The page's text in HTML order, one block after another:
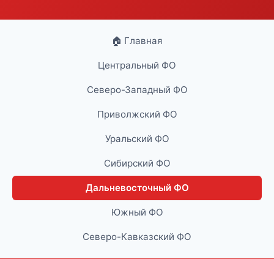
🏠 Главная
Центральный ФО
Северо-Западный ФО
Приволжский ФО
Уральский ФО
Сибирский ФО
Дальневосточный ФО
Южный ФО
Северо-Кавказский ФО